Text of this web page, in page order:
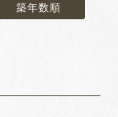
築年数順